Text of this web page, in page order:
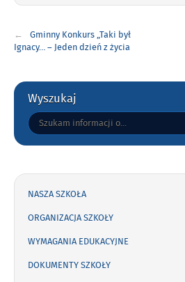
wpisu
Gminny Konkurs „Taki był
Ignacy… – Jeden dzień z życia
Gorne
Wyszukaj
Tutaj
wpisz
NASZA SZKOŁA
ORGANIZACJA SZKOŁY
WYMAGANIA EDUKACYJNE
DOKUMENTY SZKOŁY